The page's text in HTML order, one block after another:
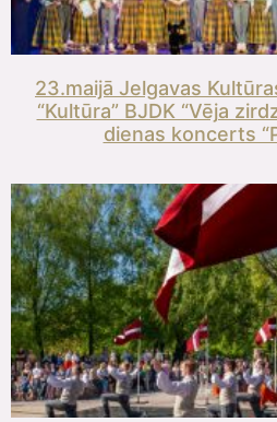
23.maijā Jelgavas
“Kultūra” BJDK “Vēja
dienas koncerts